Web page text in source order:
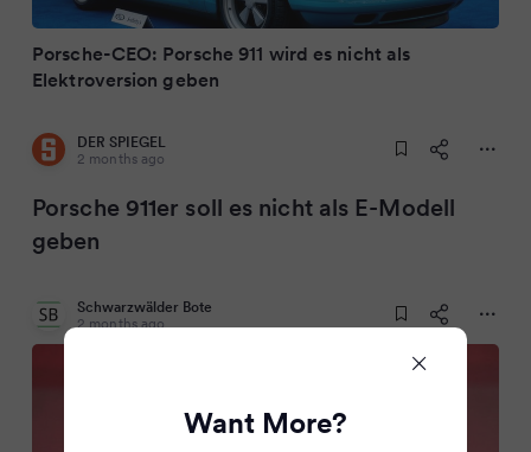
Porsche-CEO: Porsche 911 wird es nicht als
Elektroversion geben
DER SPIEGEL
2 months ago
Porsche 911er soll es nicht als E-Modell
geben
Schwarzwälder Bote
2 months ago
Want More?